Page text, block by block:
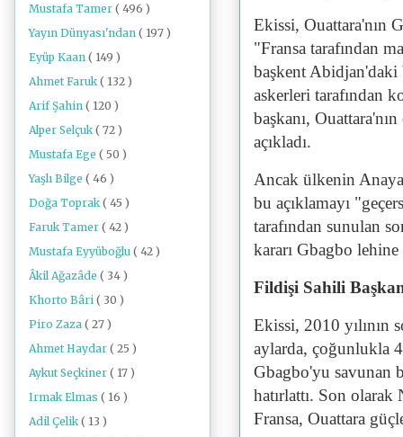
Ekissi, Ouattara'nın
"Fransa tarafından
başkent Abidjan'daki
askerleri tarafından
başkanı,
açıkladı.
Ancak ülkenin
bu açıklamayı
tarafından sunulan
kararı Gbagbo
Fildişi Sahili
Ekissi, 2010 yılının
aylarda, çoğunlukla
Gbagbo'yu savunan
hatırlattı. Son olarak
Fransa, Ouattara
Mustafa Tamer ( 496 )
Yayın Dünyası'ndan ( 197 )
Eyüp Kaan ( 149 )
Ahmet Faruk ( 132 )
Arif Şahin ( 120 )
Alper Selçuk ( 72 )
Mustafa Ege ( 50 )
Yaşlı Bilge ( 46 )
Doğa Toprak ( 45 )
Faruk Tamer ( 42 )
Mustafa Eyyüboğlu ( 42 )
Âkil Ağazâde ( 34 )
Khorto Bâri ( 30 )
Piro Zaza ( 27 )
Ahmet Haydar ( 25 )
Aykut Seçkiner ( 17 )
Irmak Elmas ( 16 )
Adil Çelik ( 13 )